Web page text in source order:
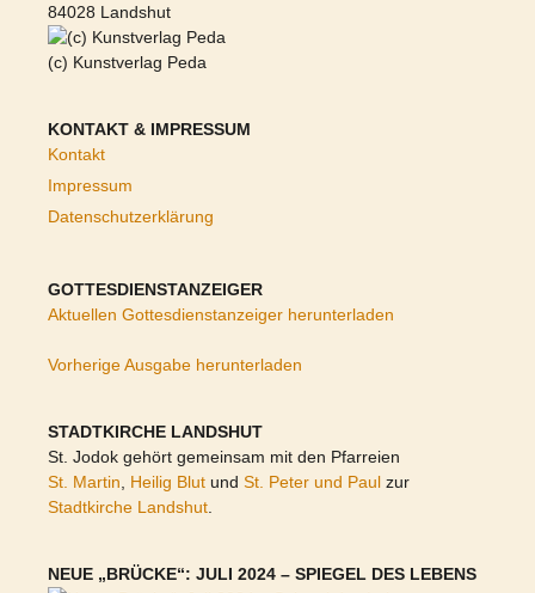
84028 Landshut
(c) Kunstverlag Peda
KONTAKT & IMPRESSUM
Kontakt
Impressum
Datenschutzerklärung
GOTTESDIENSTANZEIGER
Aktuellen Gottesdienstanzeiger herunterladen
Vorherige Ausgabe herunterladen
STADTKIRCHE LANDSHUT
St. Jodok gehört gemeinsam mit den Pfarreien
St. Martin
Heilig Blut und St. Peter und Paul zur
Stadtkirche Landshut
NEUE „BRÜCKE“: JULI 2024 – SPIEGEL DES LEBENS